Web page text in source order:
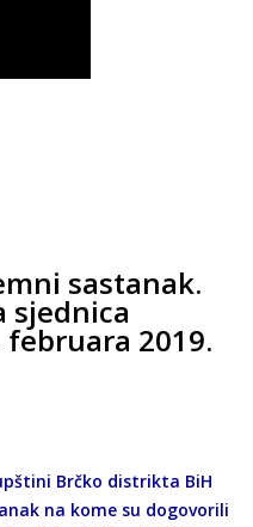
sastanak.
sjednica
2019.
Brčko distrikta BiH
na kome su dogovorili